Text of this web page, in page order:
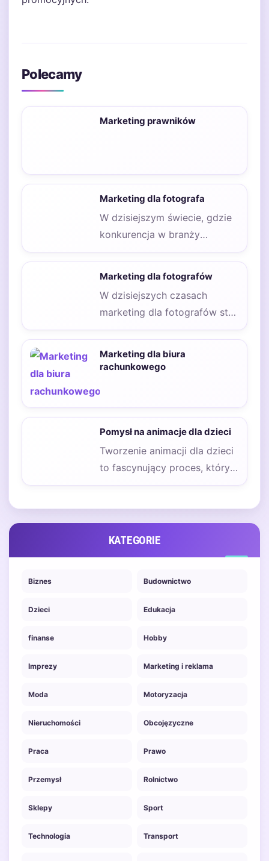
Polecamy
Marketing prawników
Marketing dla fotografa
W dzisiejszym świecie, gdzie
konkurencja w branży
fotograficznej jest ogromna,
zastosowanie odpowiednich…
Marketing dla fotografów
W dzisiejszych czasach
marketing dla fotografów stał
się nieodłącznym elementem
branży kreatywnej.…
Marketing dla biura
rachunkowego
Pomysł na animacje dla dzieci
Tworzenie animacji dla dzieci
to fascynujący proces, który
wymaga nie tylko
KATEGORIE
Biznes Budownictwo
Dzieci Edukacja
finanse Hobby
Imprezy Marketing i reklama
Moda Motoryzacja
Nieruchomości Obcojęzyczne
Praca Prawo
Przemysł Rolnictwo
Sklepy Sport
Technologia Transport